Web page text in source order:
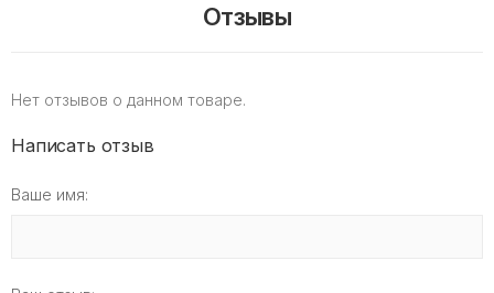
Отзывы
Нет отзывов о данном товаре.
Написать отзыв
Ваше имя: